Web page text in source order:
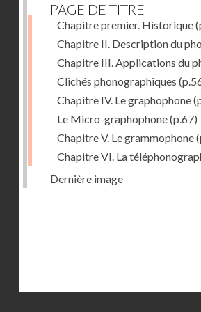
PAGE DE TITRE
Chapitre premier. Historique
Chapitre II. Description du
Chapitre III. Applications du
Clichés phonographiques
Chapitre IV. Le graphophone
Le Micro-graphophone(p.67)
Chapitre V. Le grammophone
Chapitre VI. La
Dernière image